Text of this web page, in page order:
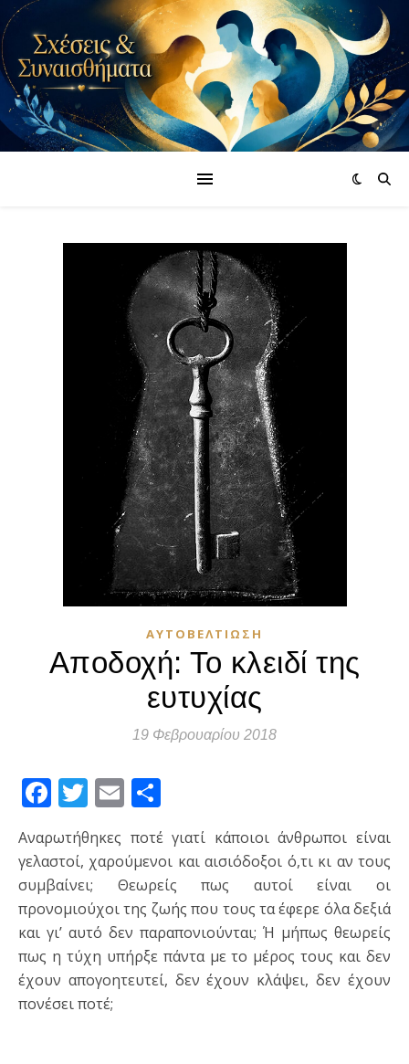
ΑΥΤΟΒΕΛΤΊΩΣΗ
Αποδοχή: Το κλειδί της
ευτυχίας
19 Φεβρουαρίου 2018
Facebook
Twitter
Email
Αναρωτήθηκες ποτέ γιατί κάποιοι άνθρωποι είναι
γελαστοί, χαρούμενοι και αισιόδοξοι ό,τι κι αν τους
συμβαίνει; Θεωρείς πως αυτοί είναι οι
προνομιούχοι της ζωής που τους τα έφερε όλα δεξιά
και γι’ αυτό δεν παραπονιούνται; Ή μήπως θεωρείς
πως η τύχη υπήρξε πάντα με το μέρος τους και δεν
έχουν απογοητευτεί, δεν έχουν κλάψει, δεν έχουν
πονέσει ποτέ;